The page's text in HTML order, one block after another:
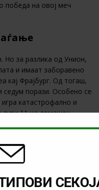
победа на овој меч
за разлика од Унион,
и имаат заборавено
кај Фрајбург. Од тогаш,
седум порази. Особено се
катастрофално и
дури 11 на домашен
за испаѓање и треба да
фудбалска елита.